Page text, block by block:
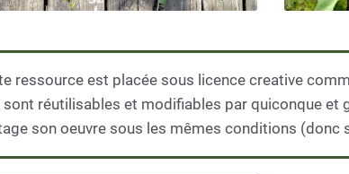
ressource est placée sous licence creative
réutilisables et modifiables par quiconque et
son oeuvre sous les mêmes conditions (donc